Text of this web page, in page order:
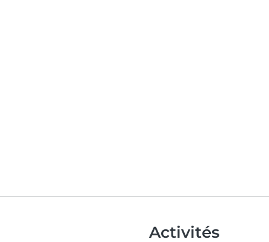
Activités